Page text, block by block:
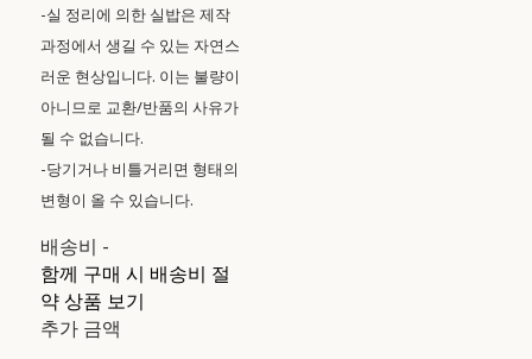
-실 정리에 의한 실밥은 제작
과정에서 생길 수 있는 자연스
러운 현상입니다. 이는 불량이
아니므로 교환/반품의 사유가
될 수 없습니다.
-당기거나 비틀거리면 형태의
변형이 올 수 있습니다.
배송비 -
함께 구매 시 배송비 절
약 상품 보기
추가 금액